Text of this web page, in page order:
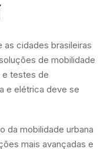
as cidades brasileiras
de mobilidade
e testes de
e elétrica deve se
da mobilidade urbana
mais avançadas e